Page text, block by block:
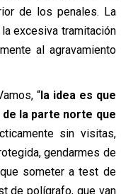
de los penales. La
excesiva tramitación
al agravamiento
“la idea es que
la parte norte que
sin visitas,
gendarmes de
someter a test de
de polígrafo, que van